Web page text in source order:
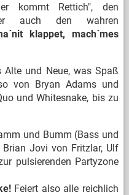
kommt Rettich", den
auch den wahren
klappet, mach´mes
Alte und Neue, was Spaß
von Bryan Adams und
und Whitesnake, bis zu
und Bumm (Bass und
Jovi von Fritzlar, Ulf
pulsierenden Partyzone
Feiert also alle reichlich